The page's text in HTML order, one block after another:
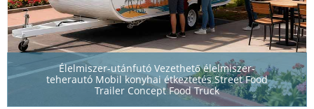
Élelmiszer-utánfutó Vezethető élelmiszer-
teherautó Mobil konyhai étkeztetés Street Food
Trailer Concept Food Truck